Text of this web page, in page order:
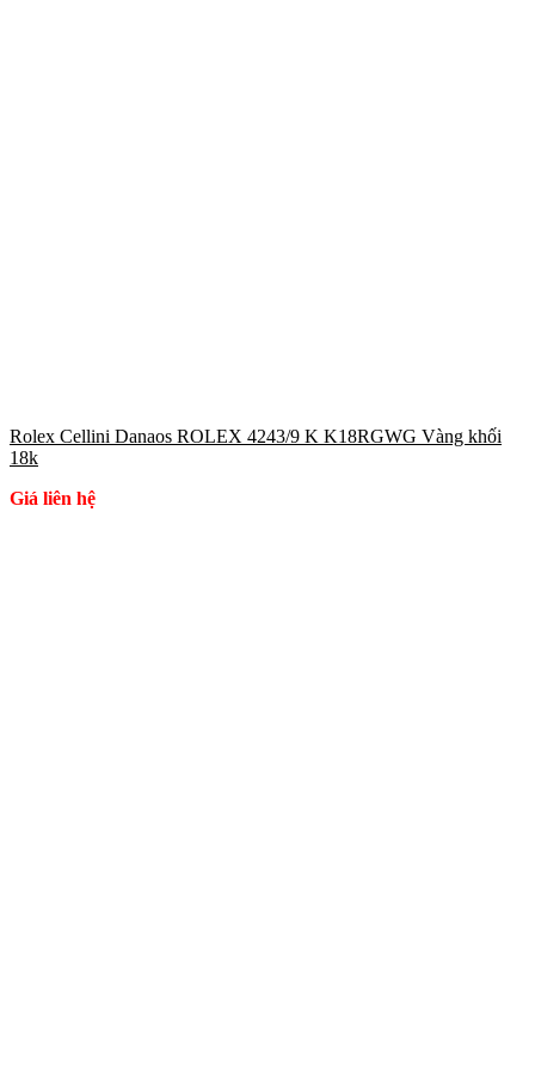
Rolex Cellini Danaos ROLEX 4243/9 K K18RGWG Vàng khối
18k
Giá liên hệ